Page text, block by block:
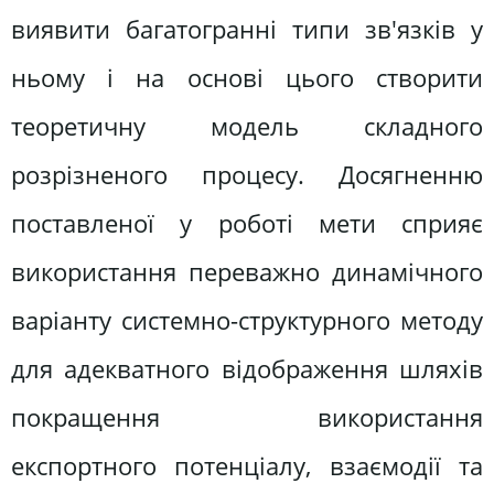
виявити багатогранні типи зв'язків у
ньому і на основі цього створити
теоретичну модель складного
розрізненого процесу. Досягненню
поставленої у роботі мети сприяє
використання переважно динамічного
варіанту системно-структурного методу
для адекватного відображення шляхів
покращення використання
експортного потенціалу, взаємодії та